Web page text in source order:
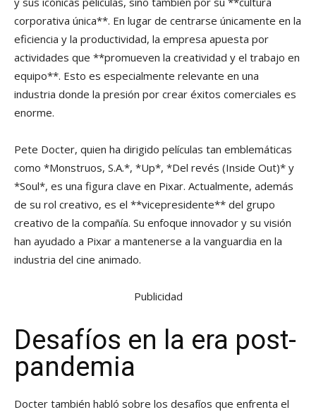
corporativa única**. En lugar de centrarse únicamente en la
eficiencia y la productividad, la empresa apuesta por
actividades que **promueven la creatividad y el trabajo en
equipo**. Esto es especialmente relevante en una
industria donde la presión por crear éxitos comerciales es
enorme.
Pete Docter, quien ha dirigido películas tan emblemáticas
como *Monstruos, S.A.*, *Up*, *Del revés (Inside Out)* y
*Soul*, es una figura clave en Pixar. Actualmente, además
de su rol creativo, es el **vicepresidente** del grupo
creativo de la compañía. Su enfoque innovador y su visión
han ayudado a Pixar a mantenerse a la vanguardia en la
industria del cine animado.
Publicidad
Desafíos en la era post-
pandemia
Docter también habló sobre los desafíos que enfrenta el